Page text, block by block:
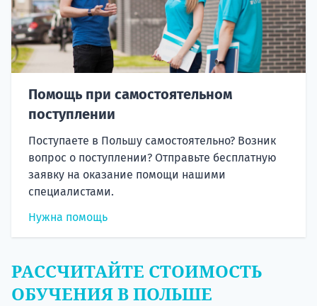
Помощь при самостоятельном
поступлении
Поступаете в Польшу самостоятельно? Возник
вопрос о поступлении? Отправьте бесплатную
заявку на оказание помощи нашими
специалистами.
Нужна помощь
РАССЧИТАЙТЕ СТОИМОСТЬ
ОБУЧЕНИЯ В ПОЛЬШЕ